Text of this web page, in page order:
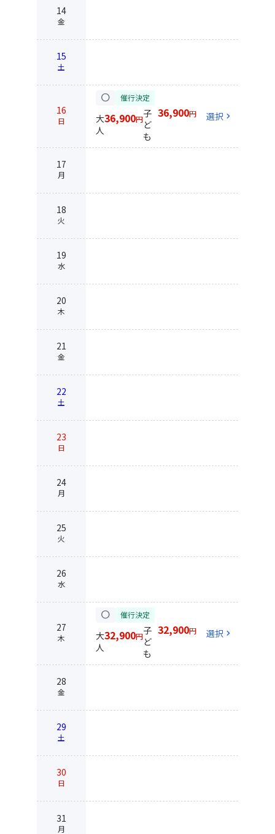
14
金
15
土
16
日
circle 催行決定
大
人
36,900円子
ど
も
36,900円 選択 chevron_right
17
月
18
火
19
水
20
木
21
金
22
土
23
日
24
月
25
火
26
水
27
木
circle 催行決定
大
人
32,900円子
ど
も
32,900円 選択 chevron_right
28
金
29
土
30
日
31
月